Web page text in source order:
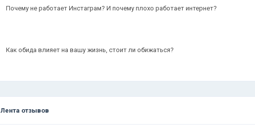
Почему не работает Инстаграм? И почему плохо работает интернет?
Как обида влияет на вашу жизнь, стоит ли обижаться?
Лента отзывов